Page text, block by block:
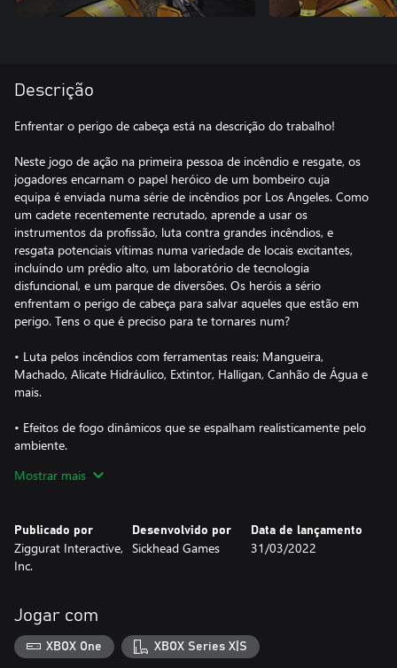
Descrição
Enfrentar o perigo de cabeça está na descrição do trabalho!
Neste jogo de ação na primeira pessoa de incêndio e resgate, os
jogadores encarnam o papel heróico de um bombeiro cuja
equipa é enviada numa série de incêndios por Los Angeles. Como
um cadete recentemente recrutado, aprende a usar os
instrumentos da profissão, luta contra grandes incêndios, e
resgata potenciais vítimas numa variedade de locais excitantes,
incluíndo um prédio alto, um laboratório de tecnologia
disfuncional, e um parque de diversões. Os heróis a sério
enfrentam o perigo de cabeça para salvar aqueles que estão em
perigo. Tens o que é preciso para te tornares num?
• Luta pelos incêndios com ferramentas reais; Mangueira,
Machado, Alicate Hidráulico, Extintor, Halligan, Canhão de Água e
mais.
• Efeitos de fogo dinâmicos que se espalham realisticamente pelo
ambiente.
• Joga pelo modo carreira, com mais de 8 níveis e locais.
Marsters (Buffy the Vampire Slayer), Jack McGee (Rescue Me),
Michael Jace (The Shield), Jamie Kennedy (Ghost Whisperer), e
Jenette Goldstein (Aliens).
Mostrar mais
Publicado por
Ziggurat Interactive,
Inc.
Desenvolvido por
Sickhead Games
Data de lançamento
31/03/2022
Jogar com
XBOX One XBOX Series X|S